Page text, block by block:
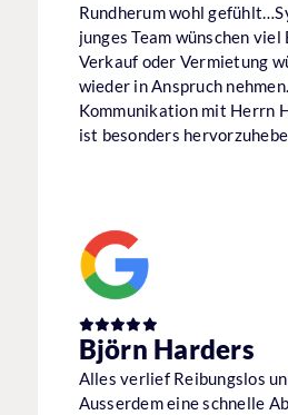
Rundherum wohl
junges Team wünschen viel
Verkauf oder Vermietung
wieder in Anspruch nehmen.
Kommunikation mit Herrn
ist besonders
Björn Harders
Alles verlief Reibungslos
Ausserdem eine schnelle